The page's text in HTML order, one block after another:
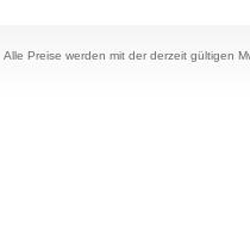
Alle Preise werden mit der derzeit gültigen